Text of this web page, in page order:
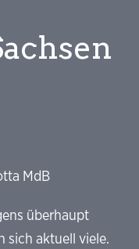
MdB
überhaupt
sich aktuell viele.